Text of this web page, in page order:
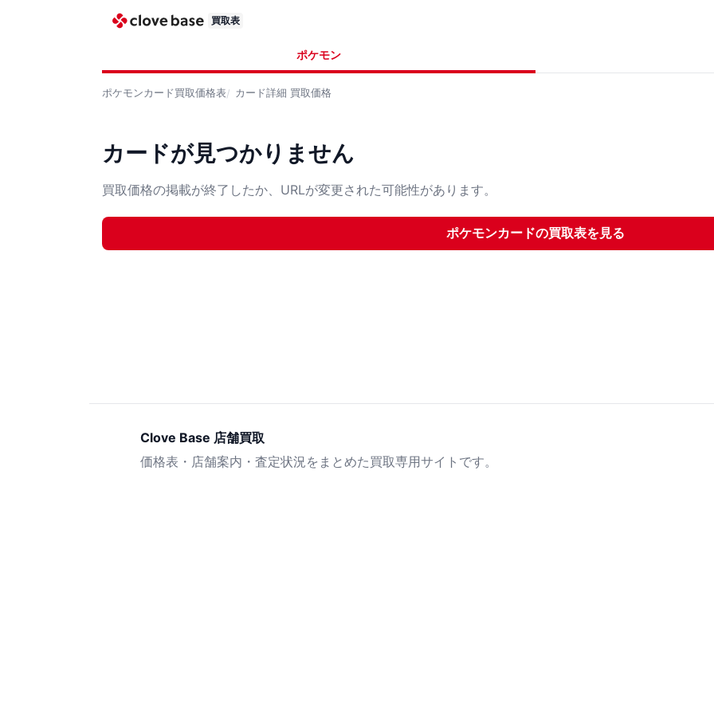
買取表
ポケモン
ポケモンカード買取価格表 カード詳細 買取価格
カードが見つかりません
買取価格の掲載が終了したか、URLが変更された可能性があります。
ポケモンカードの買取表を見る
Clove Base 店舗買取
価格表・店舗案内・査定状況をまとめた買取専用サイトです。